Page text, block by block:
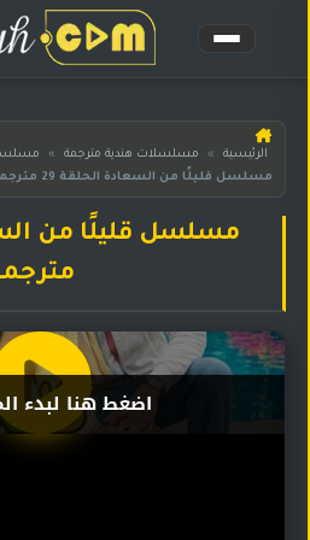
الرئيسية
مسلسلات
المترجمة
مدبلجة
الرئيسية » مسلسلات هندية مترجمة » مسلسل
مسلسل قليلًا من السعادة الحلقة 29 مترجمة
اضغط هنا لبدء